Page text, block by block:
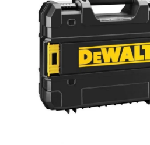
PRACOVNÍ STOLY
ZNAČKOVACÍ SPREJE
Jak nakupovat
Obchodní podmínky
Podmínky ochrany osobních údajů
Moje objednávka / odstoupení od